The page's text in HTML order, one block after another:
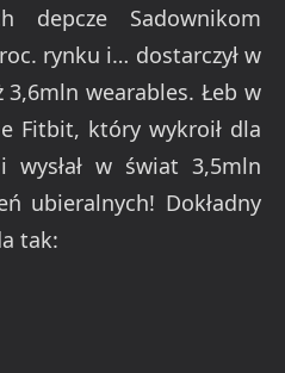
depcze Sadownikom
rynku i… dostarczył w
wearables. Łeb w
Fitbit, który wykroił dla
w świat 3,5mln
ubieralnych! Dokładny
tak: